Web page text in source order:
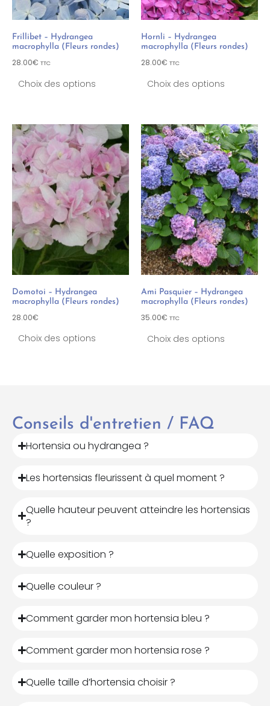
Frillibet – Hydrangea
macrophylla (Fleurs rondes)
28.00€ TTC
Choix des options
Hornli – Hydrangea
macrophylla (Fleurs rondes)
28.00€ TTC
Choix des options
Domotoi – Hydrangea
macrophylla (Fleurs rondes)
28.00€
Choix des options
Ami Pasquier – Hydrangea
macrophylla (Fleurs rondes)
35.00€ TTC
Choix des options
Conseils d'entretien / FAQ
Hortensia ou hydrangea ?
Les hortensias fleurissent à quel moment ?
Quelle hauteur peuvent atteindre les hortensias
?
Quelle exposition ?
Quelle couleur ?
Comment garder mon hortensia bleu ?
Comment garder mon hortensia rose ?
Quelle taille d’hortensia choisir ?